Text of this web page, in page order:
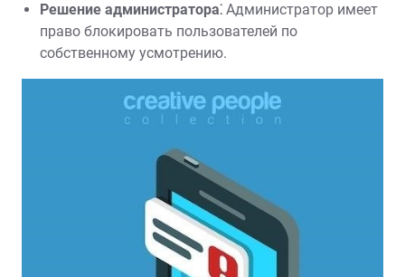
Решение администратора⁚ Администратор имеет
право блокировать пользователей по
собственному усмотрению.